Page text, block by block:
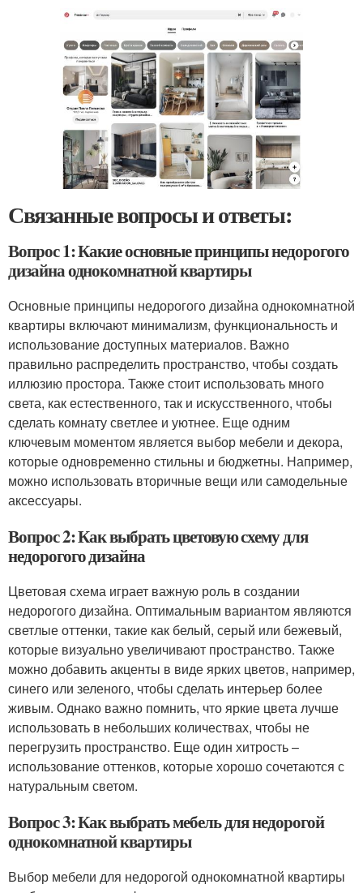
Связанные вопросы и ответы:
Вопрос 1: Какие основные принципы недорогого
дизайна однокомнатной квартиры
Основные принципы недорогого дизайна однокомнатной
квартиры включают минимализм, функциональность и
использование доступных материалов. Важно
правильно распределить пространство, чтобы создать
иллюзию простора. Также стоит использовать много
света, как естественного, так и искусственного, чтобы
сделать комнату светлее и уютнее. Еще одним
ключевым моментом является выбор мебели и декора,
которые одновременно стильны и бюджетны. Например,
можно использовать вторичные вещи или самодельные
аксессуары.
Вопрос 2: Как выбрать цветовую схему для
недорогого дизайна
Цветовая схема играет важную роль в создании
недорогого дизайна. Оптимальным вариантом являются
светлые оттенки, такие как белый, серый или бежевый,
которые визуально увеличивают пространство. Также
можно добавить акценты в виде ярких цветов, например,
синего или зеленого, чтобы сделать интерьер более
живым. Однако важно помнить, что яркие цвета лучше
использовать в небольших количествах, чтобы не
перегрузить пространство. Еще один хитрость –
использование оттенков, которые хорошо сочетаются с
натуральным светом.
Вопрос 3: Как выбрать мебель для недорогой
однокомнатной квартиры
Выбор мебели для недорогой однокомнатной квартиры